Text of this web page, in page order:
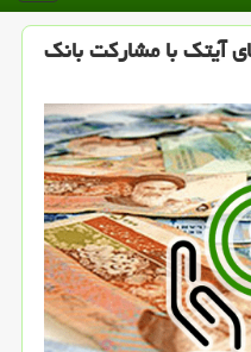
آیتك با مشاركت بانك